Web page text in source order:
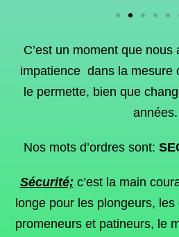
C’est un moment que
impatience dans la mesure
le permette, bien que
années.
Nos mots d’ordres sont:
Sécurité; c’est la main
longe pour les plongeurs,
promeneurs et patineurs, le